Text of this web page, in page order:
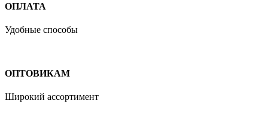
ОПЛАТА
Удобные способы
ОПТОВИКАМ
Широкий ассортимент